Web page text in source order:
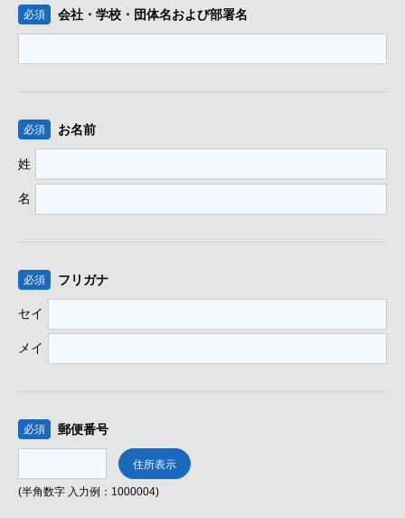
必須 会社・学校・団体名および部署名
必須 お名前
姓
名
必須 フリガナ
セイ
メイ
必須 郵便番号
(半角数字 入力例：1000004)